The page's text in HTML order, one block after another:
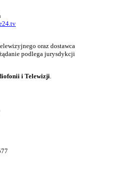
oraz dostawca
podlega jurysdykcji
i Telewizji